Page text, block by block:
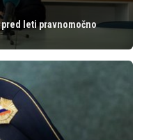
leti pravnomočno